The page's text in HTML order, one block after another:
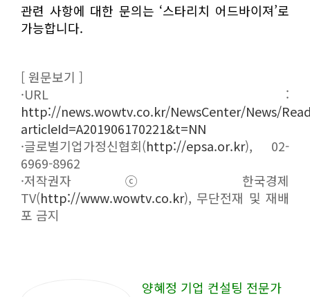
관련 사항에 대한 문의는 ‘스타리치 어드바이져’로
가능합니다.
[ 원문보기 ]
·URL :
http://news.wowtv.co.kr/NewsCenter/News/
articleId=A201906170221&t=NN
·글로벌기업가정신협회(http://epsa.or.kr), 02-
6969-8962
·저작권자 ⓒ 한국경제
TV(http://www.wowtv.co.kr), 무단전재 및 재배
포 금지
양혜정 기업 컨설팅 전문가